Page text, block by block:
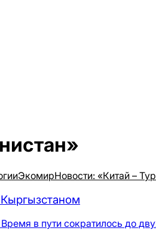
ЭкомирНовости: «Китай –
в пути сократилось до